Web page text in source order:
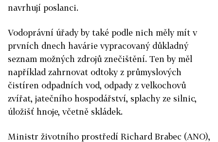
navrhují poslanci.
Vodoprávní úřady by také podle nich měly mít v
prvních dnech havárie vypracovaný důkladný
seznam možných zdrojů znečištění. Ten by měl
například zahrnovat odtoky z průmyslových
čistíren odpadních vod, odpady z velkochovů
zvířat, jatečního hospodářství, splachy ze silnic,
úložišť hnoje, včetně skládek.
Ministr životního prostředí Richard Brabec (ANO),